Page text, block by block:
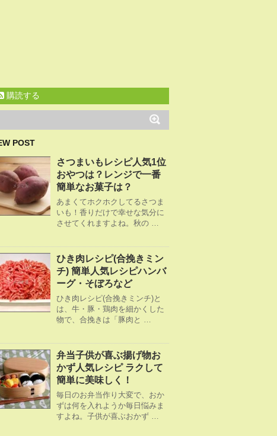
購読する
POST
さつまいもレシピ人気1位
おやつは？レンジで一番
簡単なお菓子は？
あまくてホクホクしてるさつま
いも！香りだけで幸せな気分に
させてくれますよね。秋の …
ひき肉レシピ(合挽きミン
チ) 簡単人気レシピハンバ
ーグ・そぼろなど
ひき肉レシピ(合挽きミンチ)と
は、牛・豚・鶏肉を細かくした
物で、合挽きは「豚肉と …
弁当子供が喜ぶ揚げ物お
かず人気レシピ ラクして
簡単に美味しく！
毎日のお弁当作り大変で、おか
ずは何を入れようか毎日悩みま
すよね。子供が喜ぶおかず …